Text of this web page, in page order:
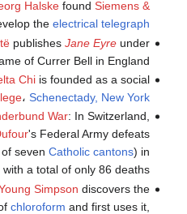
Halskefound Siemens &
the electrical telegraph
publishes Jane Eyreunder
of Currer Bell in England.
Chiis founded as a social
، Schenectady, New York
War: In Switzerland,
's Federal Army defeats
seven Catholic cantons) in
with a total of only 86 deaths.
Simpson discovers the
chloroform and first uses it,